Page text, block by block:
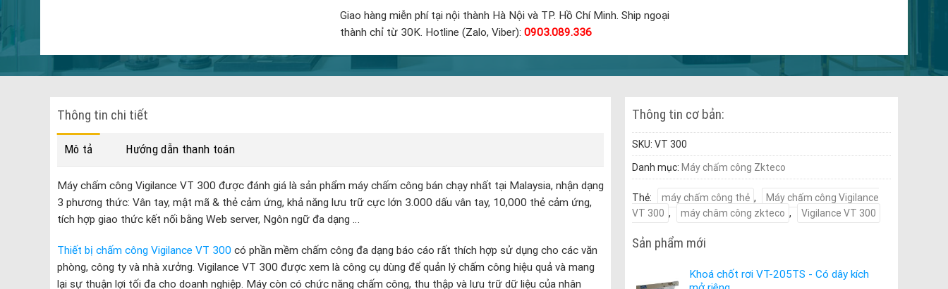
Giao hàng miễn phí tại nội thành Hà Nội và TP. Hồ Chí Minh. Ship ngoại
thành chỉ từ 30K. Hotline (Zalo, Viber): 0903.089.336
Thông tin chi tiết
Mô tả Hướng dẫn thanh toán
Máy chấm công Vigilance VT 300 được đánh giá là sản phẩm máy chấm công bán chạy nhất tại Malaysia, nhận dạng
3 phương thức: Vân tay, mật mã & thẻ cảm ứng, khả năng lưu trữ cực lớn 3.000 dấu vân tay, 10,000 thẻ cảm ứng,
tích hợp giao thức kết nối bằng Web server, Ngôn ngữ đa dạng …
Thiết bị chấm công Vigilance VT 300có phần mềm chấm công đa dạng báo cáo rất thích hợp sử dụng cho các văn
phòng, công ty và nhà xưởng. Vigilance VT 300 được xem là công cụ dùng để quản lý chấm công hiệu quả và mang
lại sự thuận lợi tối đa cho doanh nghiệp. Máy còn có chức năng chấm công, thu thập và lưu trữ dữ liệu của nhân
Thông tin cơ bản:
SKU: VT 300
Danh mục: Máy chấm công Zkteco
Thẻ: máy chấm công thẻ ,
Máy chấm công Vigilance
VT 300 , máy châm công zkteco , Vigilance VT 300
Sản phẩm mới
Khoá chốt rơi VT-205TS - Có dây kích